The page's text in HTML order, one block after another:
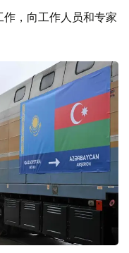
，向工作人员和专家